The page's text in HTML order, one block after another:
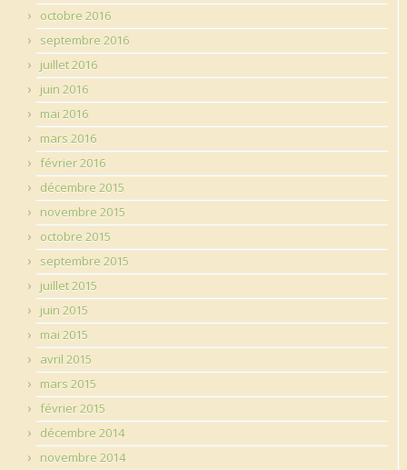
octobre 2016
septembre 2016
juillet 2016
juin 2016
mai 2016
mars 2016
février 2016
décembre 2015
novembre 2015
octobre 2015
septembre 2015
juillet 2015
juin 2015
mai 2015
avril 2015
mars 2015
février 2015
décembre 2014
novembre 2014